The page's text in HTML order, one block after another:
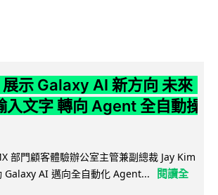
示 Galaxy AI 新方向 未來
入文字 轉向 Agent 全自動操
部門顧客體驗辦公室主管兼副總裁 Jay Kim
Galaxy AI 邁向全自動化 Agent...
閱讀全